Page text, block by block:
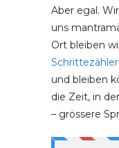
Aber egal.
uns
Ort bleiben
und bleiben
die Zeit, in
– grössere